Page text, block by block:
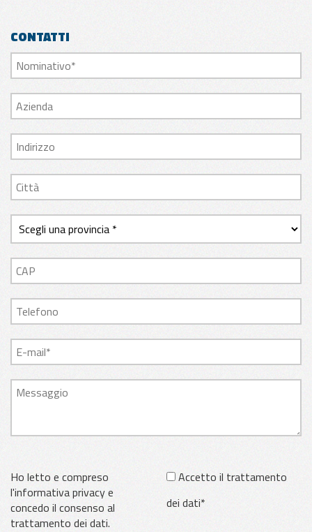
CONTATTI
Ho letto e compreso
l'informativa privacy e
concedo il consenso al
trattamento dei dati.
Accetto il trattamento
dei dati*